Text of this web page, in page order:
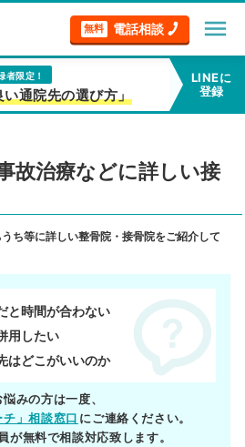
無料 電話相談 menu
者限定！
通院先の選び方」
LINEに
登録
故治療などに詳しい接
ち等に詳しい整骨院・接骨院をご紹介して
と時間が合わない
用したい
はどこがいいのか
みの方は一度、
チ」相談窓口 にご連絡ください。
が無料で相談対応致します。